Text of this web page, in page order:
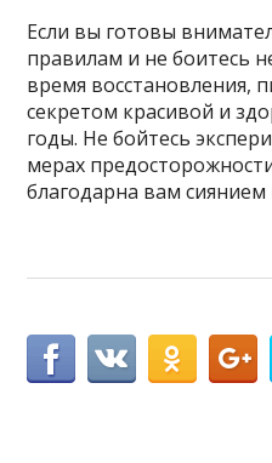
Если вы готовы
правилам и не боитесь
время восстановления,
секретом красивой и
годы. Не бойтесь
мерах
благодарна вам сиянием